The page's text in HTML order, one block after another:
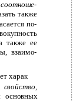
соотноше­
также
по­
также ее
взаимо­
харак­
свойство,
основных